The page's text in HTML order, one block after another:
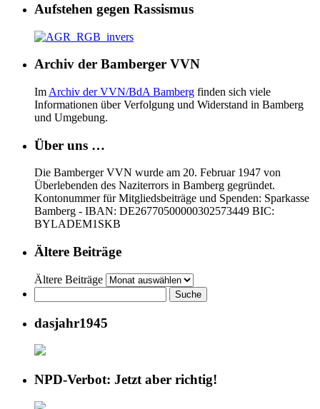
Aufstehen gegen Rassismus
Archiv der Bamberger VVN
Im Archiv der VVN/BdA Bamberg finden sich viele
Informationen über Verfolgung und Widerstand in Bamberg
und Umgebung.
Über uns …
Die Bamberger VVN wurde am 20. Februar 1947 von
Überlebenden des Naziterrors in Bamberg gegründet.
Kontonummer für Mitgliedsbeiträge und Spenden: Sparkasse
Bamberg - IBAN: DE26770500000302573449 BIC:
BYLADEM1SKB
Ältere Beiträge
Ältere Beiträge
dasjahr1945
NPD-Verbot: Jetzt aber richtig!